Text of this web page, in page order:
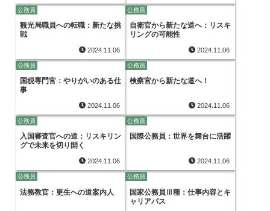
公務員
観光局職員への転職：新たな挑
戦
2024.11.06
公務員
自衛官から新たな道へ：リスキ
リングの可能性
2024.11.06
公務員
国税専門官：やりがいのある仕
事
2024.11.06
公務員
検察官から新たな道へ！
2024.11.06
公務員
入国審査官への道：リスキリン
グで未来を切り開く
2024.11.06
公務員
国際公務員：世界を舞台に活躍
2024.11.06
公務員
法務教官：更生への道案内人
公務員
国家公務員Ⅲ種：仕事内容とキ
ャリアパス